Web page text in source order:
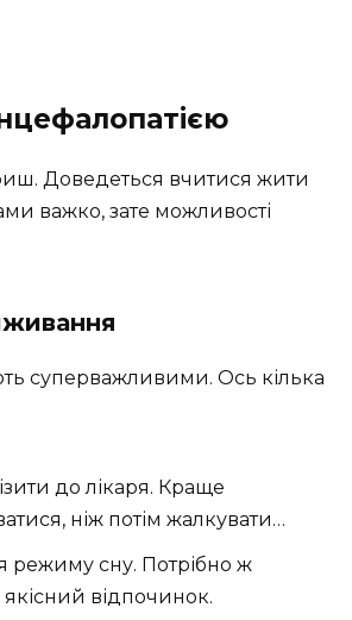
Доведеться вчитися жити
важко, зате можливості
суперважливими. Ось кілька
до лікаря. Краще
ніж потім жалкувати…
режиму сну. Потрібно ж
відпочинок.